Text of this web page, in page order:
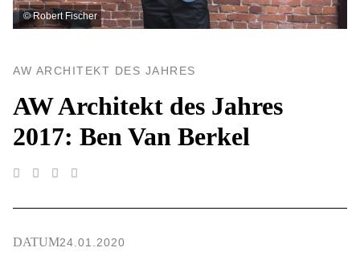
© Robert Fischer
AW ARCHITEKT DES JAHRES
AW Architekt des Jahres
2017: Ben Van Berkel
DATUM24.01.2020